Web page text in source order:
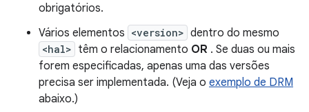
obrigatórios.
Vários elementos <version> dentro do mesmo
<hal> têm o relacionamento OR . Se duas ou mais
forem especificadas, apenas uma das versões
precisa ser implementada. (Veja o exemplo de DRM
abaixo.)